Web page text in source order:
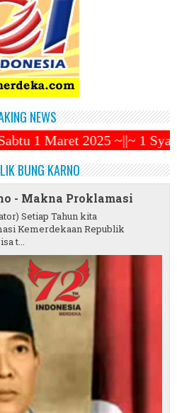
NEWS
Syawal Jatuh Pada
BUNG KARNO
- Makna Proklamasi
Setiap Tahun kita
Kemerdekaan Republik
t...